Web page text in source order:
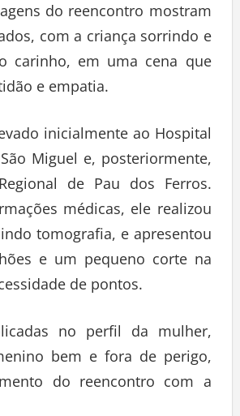
do reencontro mostram
com a criança sorrindo e
carinho, em uma cena que
e empatia.
inicialmente ao Hospital
Miguel e, posteriormente,
de Pau dos Ferros.
médicas, ele realizou
tomografia, e apresentou
e um pequeno corte na
de pontos.
no perfil da mulher,
bem e fora de perigo,
do reencontro com a